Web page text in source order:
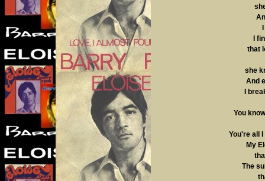
I
that
she
And
I
You
You're all
My
The